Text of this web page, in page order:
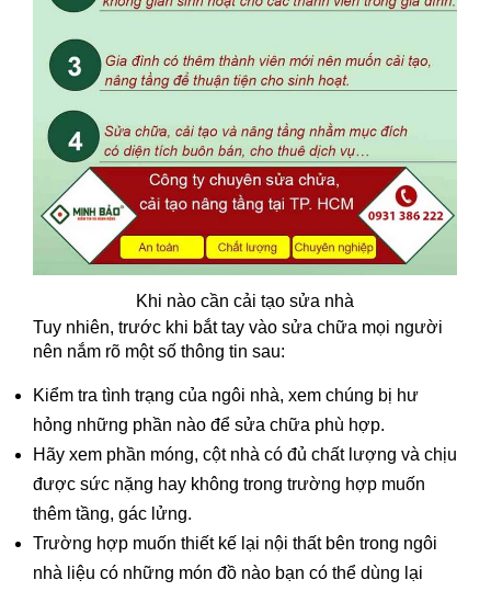
Khi nào cần cải tạo sửa nhà
Tuy nhiên, trước khi bắt tay vào sửa chữa mọi người
nên nắm rõ một số thông tin sau:
Kiểm tra tình trạng của ngôi nhà, xem chúng bị hư
hỏng những phần nào để sửa chữa phù hợp.
Hãy xem phần móng, cột nhà có đủ chất lượng và chịu
được sức nặng hay không trong trường hợp muốn
thêm tầng, gác lửng.
Trường hợp muốn thiết kế lại nội thất bên trong ngôi
nhà liệu có những món đồ nào bạn có thể dùng lại